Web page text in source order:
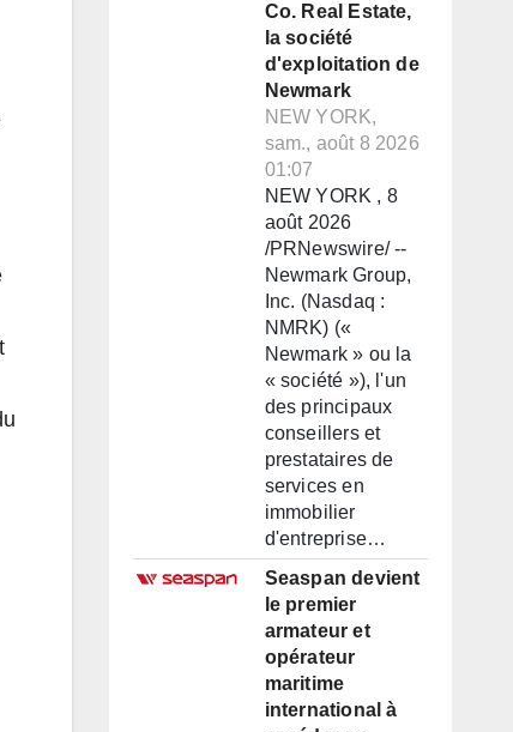
Co. Real Estate,
la société
d'exploitation de
Newmark
NEW YORK,
sam., août 8 2026
01:07
NEW YORK , 8
août 2026
/PRNewswire/ --
Newmark Group,
Inc. (Nasdaq :
NMRK) («
Newmark » ou la
« société »), l'un
des principaux
conseillers et
prestataires de
services en
immobilier
d'entreprise…
Seaspan devient
le premier
armateur et
opérateur
maritime
international à